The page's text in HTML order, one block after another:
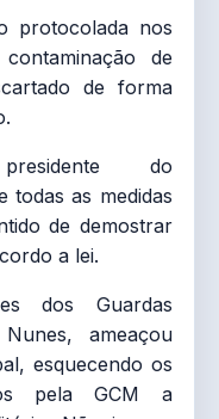
protocolada nos
de
de forma
do
todas as medidas
de demostrar
a lei.
dos Guardas
ameaçou
esquecendo os
pela GCM a